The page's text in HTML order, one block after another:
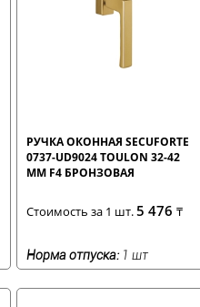
РУЧКА ОКОННАЯ SECUFORTE
0737-UD9024 TOULON 32-42
ММ F4 БРОНЗОВАЯ
Стоимость за 1 шт.5 476 ₸
Норма отпуска:1 шт